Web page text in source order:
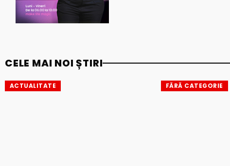
CELE MAI NOI ȘTIRI
ACTUALITATE FĂRĂ CATEGORIE